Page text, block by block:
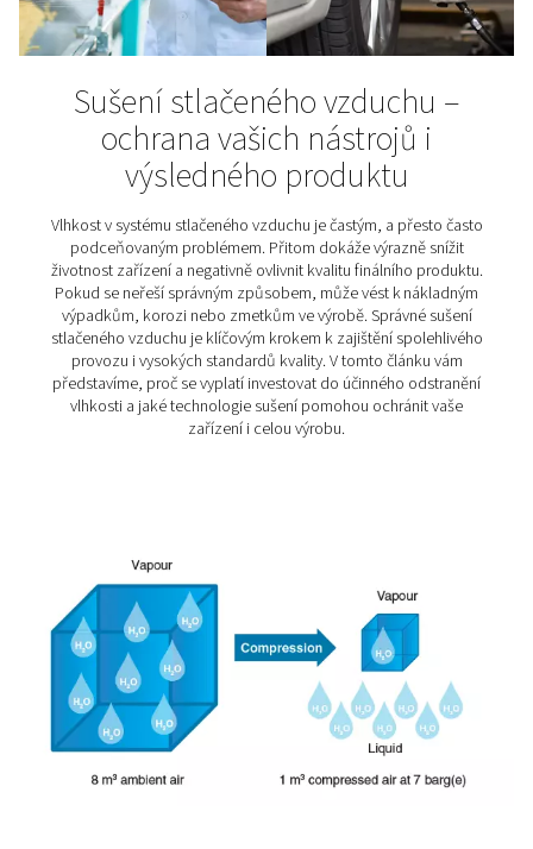
bolesti, zlepšují kvalitu života a často jej i zachraňují.
mohly plnit svůj účel, je potřeba, aby samotná výroba
podle mimořádně přísných kvalitativních standardů. A
začínají u naprosto čistého stlačeného
Potravinářský a
průmysl
Potraviny a nápoje jsou skutečně životně důležité –
výroba vyžaduje maximální důraz na kvalitu a
Stejně jako lidské tělo potřebuje výživu, potřebuje
potravinářská výroba spolehlivý a čistý stlačený